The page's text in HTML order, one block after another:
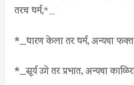
तरच धर्म,*_
*_धारण केला तर धर्म, अन्यथा
*_सूर्य उगे तर प्रभात, अन्यथा